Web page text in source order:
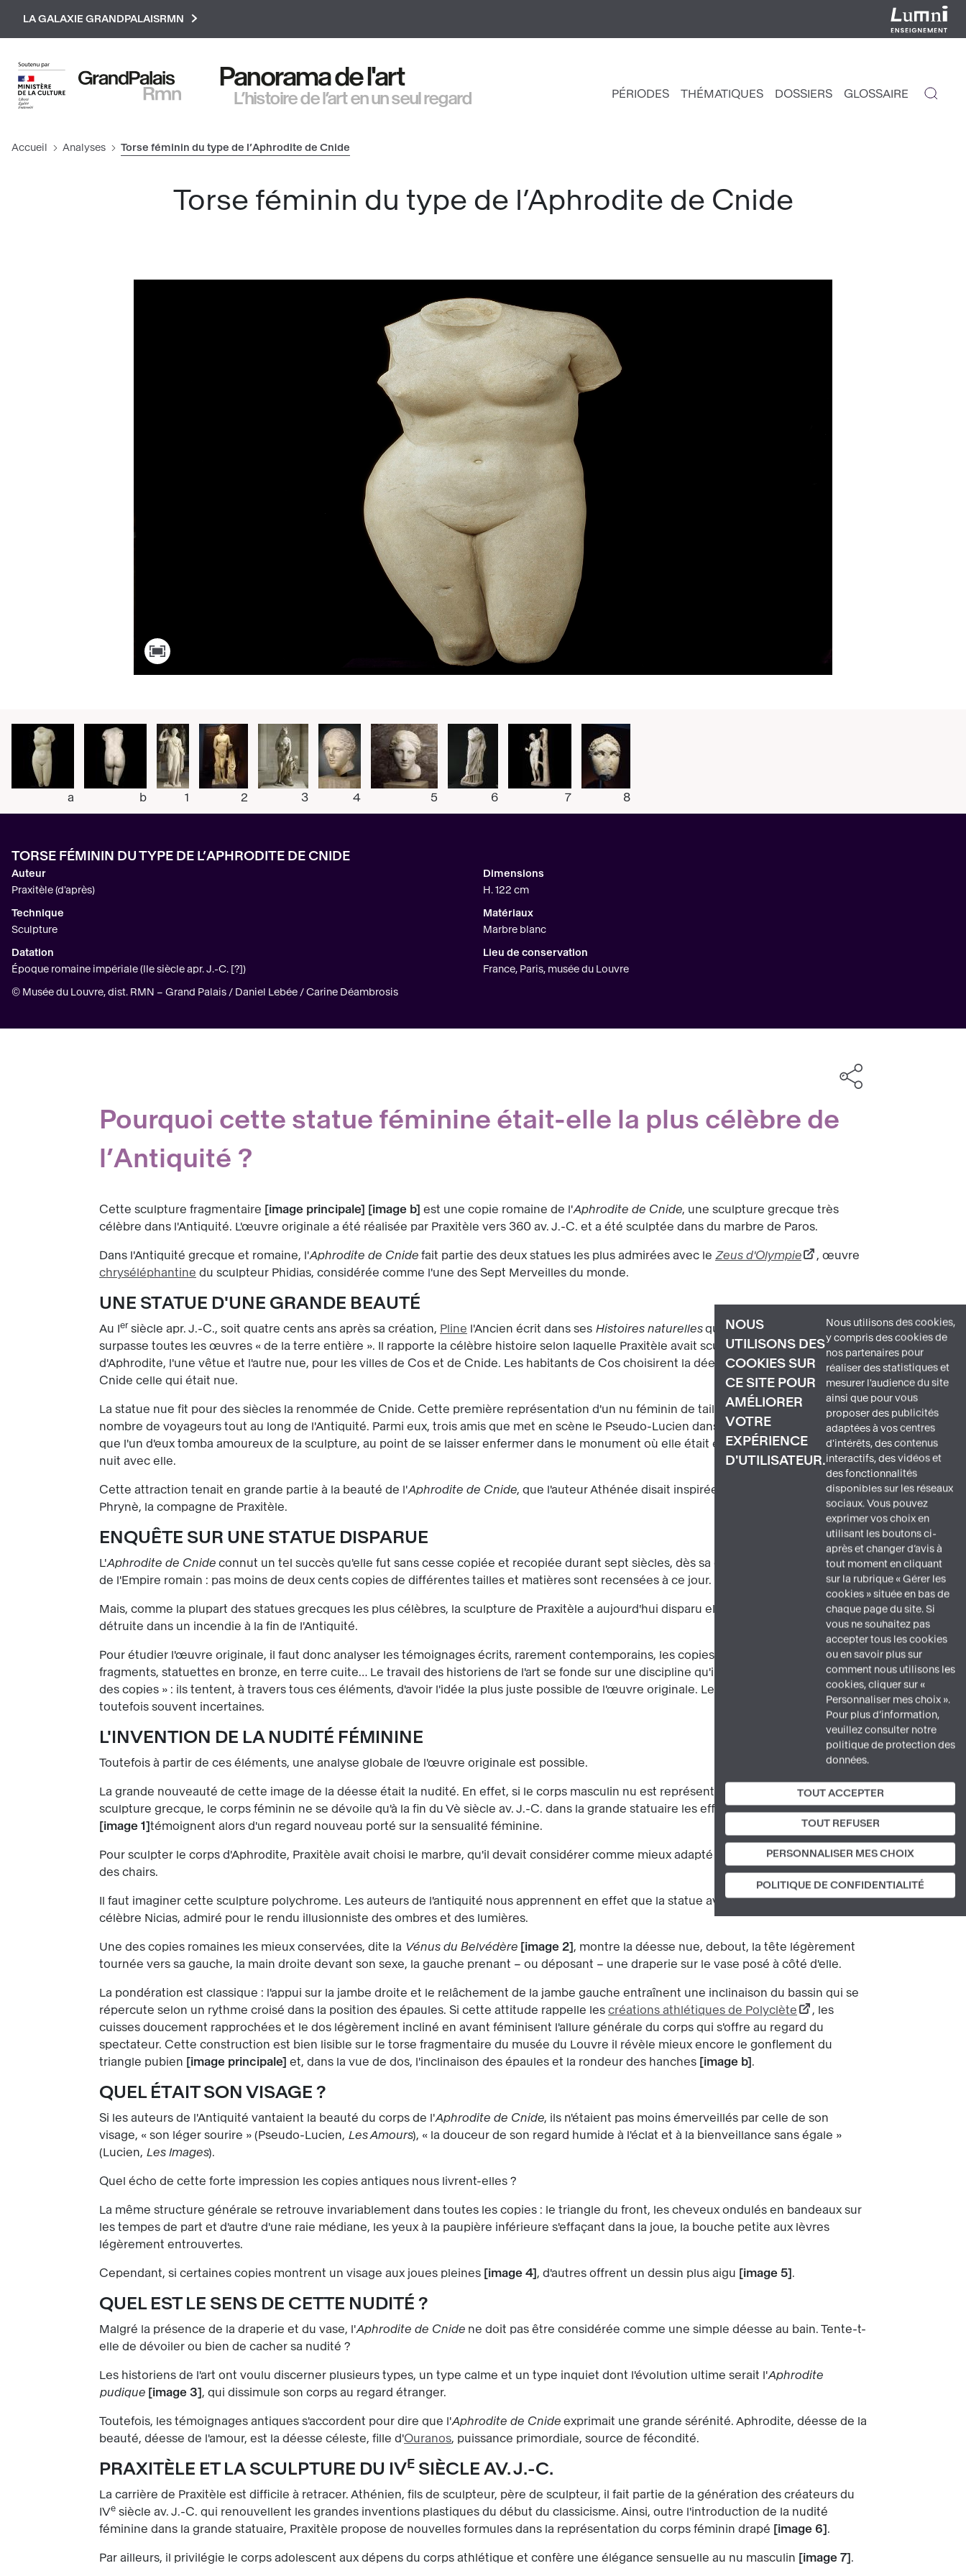
NOUS
UTILISONS DES
COOKIES SUR
CE SITE POUR
AMÉLIORER
VOTRE
EXPÉRIENCE
D'UTILISATEUR.
Nous utilisons des cookies,
y compris des cookies de
nos partenaires pour
réaliser des statistiques et
mesurer l'audience du site
ainsi que pour vous
proposer des publicités
adaptées à vos centres
d'intérêts, des contenus
interactifs, des vidéos et
des fonctionnalités
disponibles sur les réseaux
sociaux. Vous pouvez
exprimer vos choix en
utilisant les boutons ci-
après et changer d’avis à
tout moment en cliquant
sur la rubrique « Gérer les
cookies » située en bas de
chaque page du site. Si
vous ne souhaitez pas
accepter tous les cookies
ou en savoir plus sur
comment nous utilisons les
cookies, cliquer sur «
Personnaliser mes choix ».
Pour plus d’information,
veuillez consulter notre
politique de protection des
données.
TOUT ACCEPTER
TOUT REFUSER
PERSONNALISER MES CHOIX
POLITIQUE DE CONFIDENTIALITÉ
LA GALAXIE GRANDPALAISRMN
Panorama de l'art
L’histoire de l’art en un seul regard
NAVIGATION
PÉRIODES THÉMATIQUES DOSSIERS GLOSSAIRE
Accueil Analyses Torse féminin du type de l’Aphrodite de Cnide
Torse féminin du type de l’Aphrodite de Cnide
a b 1 2 3 4 5 6 7 8
TORSE FÉMININ DU TYPE DE L’APHRODITE DE CNIDE
Auteur
Praxitèle (d'après)
Dimensions
H. 122 cm
Technique
Sculpture
Matériaux
Marbre blanc
Datation
Époque romaine impériale (IIe siècle apr. J.-C. [?])
Lieu de conservation
France, Paris, musée du Louvre
© Musée du Louvre, dist. RMN – Grand Palais / Daniel Lebée / Carine Déambrosis
Pourquoi cette statue féminine était-elle la plus célèbre de
l’Antiquité ?
Cette sculpture fragmentaire image principale image b est une copie romaine de l'Aphrodite de Cnide, une sculpture grecque très
célèbre dans l'Antiquité. L'œuvre originale a été réalisée par Praxitèle vers 360 av. J.-C. et a été sculptée dans du marbre de Paros.
Dans l'Antiquité grecque et romaine, l'Aphrodite de Cnide fait partie des deux statues les plus admirées avec le Zeus d'Olympie
, œuvre
chryséléphantine du sculpteur Phidias, considérée comme l'une des Sept Merveilles du monde.
UNE STATUE D'UNE GRANDE BEAUTÉ
Au Ier siècle apr. J.-C., soit quatre cents ans après sa création, Pline l'Ancien écrit dans ses Histoires naturellesque l'Aphrodite de Cnide
surpasse toutes les œuvres « de la terre entière ». Il rapporte la célèbre histoire selon laquelle Praxitèle avait sculpté deux statues
d'Aphrodite, l'une vêtue et l'autre nue, pour les villes de Cos et de Cnide. Les habitants de Cos choisirent la déesse vêtue, les habitants de
Cnide celle qui était nue.
La statue nue fit pour des siècles la renommée de Cnide. Cette première représentation d'un nu féminin de taille humaine attira en effet
nombre de voyageurs tout au long de l'Antiquité. Parmi eux, trois amis que met en scène le Pseudo-Lucien dans
Les Amours
: il raconte
que l'un d'eux tomba amoureux de la sculpture, au point de se laisser enfermer dans le monument où elle était exposée afin de passer la
nuit avec elle.
Cette attraction tenait en grande partie à la beauté de l'Aphrodite de Cnide, que l'auteur Athénée disait inspirée du corps de la belle
Phrynè, la compagne de Praxitèle.
ENQUÊTE SUR UNE STATUE DISPARUE
L'Aphrodite de Cnide connut un tel succès qu'elle fut sans cesse copiée et recopiée durant sept siècles, dès sa création, puis tout au long
de l'Empire romain : pas moins de deux cents copies de différentes tailles et matières sont recensées à ce jour.
Mais, comme la plupart des statues grecques les plus célèbres, la sculpture de Praxitèle a aujourd'hui disparu elle semble avoir été
détruite dans un incendie à la fin de l'Antiquité.
Pour étudier l'œuvre originale, il faut donc analyser les témoignages écrits, rarement contemporains, les copies plus ou moins fidèles,
fragments, statuettes en bronze, en terre cuite… Le travail des historiens de l'art se fonde sur une discipline qu'ils nomment la « critique
des copies » : ils tentent, à travers tous ces éléments, d'avoir l'idée la plus juste possible de l'œuvre originale. Les conclusions restent
toutefois souvent incertaines.
L'INVENTION DE LA NUDITÉ FÉMININE
Toutefois à partir de ces éléments, une analyse globale de l'œuvre originale est possible.
La grande nouveauté de cette image de la déesse était la nudité. En effet, si le corps masculin nu est représenté dès le début de la
sculpture grecque, le corps féminin ne se dévoile qu'à la fin du Vè siècle av. J.-C. dans la grande statuaire les effets de draperies mouillées
image 1 témoignent alors d'un regard nouveau porté sur la sensualité féminine.
Pour sculpter le corps d'Aphrodite, Praxitèle avait choisi le marbre, qu'il devait considérer comme mieux adapté au traitement du modelé
des chairs.
Il faut imaginer cette sculpture polychrome. Les auteurs de l'antiquité nous apprennent en effet que la statue avait été peinte par le
célèbre Nicias, admiré pour le rendu illusionniste des ombres et des lumières.
Une des copies romaines les mieux conservées, dite la Vénus du Belvédère image 2 , montre la déesse nue, debout, la tête légèrement
tournée vers sa gauche, la main droite devant son sexe, la gauche prenant – ou déposant – une draperie sur le vase posé à côté d'elle.
La pondération est classique : l'appui sur la jambe droite et le relâchement de la jambe gauche entraînent une inclinaison du bassin qui se
répercute selon un rythme croisé dans la position des épaules. Si cette attitude rappelle les créations athlétiques de Polyclète
, les
cuisses doucement rapprochées et le dos légèrement incliné en avant féminisent l'allure générale du corps qui s'offre au regard du
spectateur. Cette construction est bien lisible sur le torse fragmentaire du musée du Louvre il révèle mieux encore le gonflement du
triangle pubien
image principale et, dans la vue de dos, l'inclinaison des épaules et la rondeur des hanches image b .
QUEL ÉTAIT SON VISAGE ?
Si les auteurs de l'Antiquité vantaient la beauté du corps de l'Aphrodite de Cnide, ils n'étaient pas moins émerveillés par celle de son
visage, « son léger sourire » (Pseudo-Lucien, Les Amours), « la douceur de son regard humide à l'éclat et à la bienveillance sans égale »
(Lucien, Les Images).
Quel écho de cette forte impression les copies antiques nous livrent-elles ?
La même structure générale se retrouve invariablement dans toutes les copies : le triangle du front, les cheveux ondulés en bandeaux sur
les tempes de part et d'autre d'une raie médiane, les yeux à la paupière inférieure s'effaçant dans la joue, la bouche petite aux lèvres
légèrement entrouvertes.
Cependant, si certaines copies montrent un visage aux joues pleines image 4 , d'autres offrent un dessin plus aigu image 5 .
QUEL EST LE SENS DE CETTE NUDITÉ ?
Malgré la présence de la draperie et du vase, l'Aphrodite de Cnide ne doit pas être considérée comme une simple déesse au bain. Tente-t-
elle de dévoiler ou bien de cacher sa nudité ?
Les historiens de l'art ont voulu discerner plusieurs types, un type calme et un type inquiet dont l'évolution ultime serait l'Aphrodite
pudique
image 3 , qui dissimule son corps au regard étranger.
Toutefois, les témoignages antiques s'accordent pour dire que l'Aphrodite de Cnide exprimait une grande sérénité. Aphrodite, déesse de la
beauté, déesse de l'amour, est la déesse céleste, fille d'Ouranos, puissance primordiale, source de fécondité.
PRAXITÈLE ET LA SCULPTURE DU IVE SIÈCLE AV. J.-C.
La carrière de Praxitèle est difficile à retracer. Athénien, fils de sculpteur, père de sculpteur, il fait partie de la génération des créateurs du
IVe siècle av. J.-C. qui renouvellent les grandes inventions plastiques du début du classicisme. Ainsi, outre l'introduction de la nudité
féminine dans la grande statuaire, Praxitèle propose de nouvelles formules dans la représentation du corps féminin drapé
image 6 .
Par ailleurs, il privilégie le corps adolescent aux dépens du corps athlétique et confère une élégance sensuelle au nu masculin image 7 .